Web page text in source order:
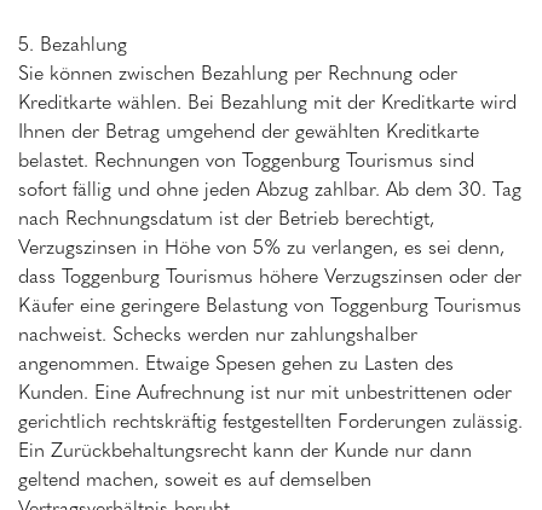
5. Bezahlung
Sie können zwischen Bezahlung per Rechnung oder
Kreditkarte wählen. Bei Bezahlung mit der Kreditkarte wird
Ihnen der Betrag umgehend der gewählten Kreditkarte
belastet. Rechnungen von Toggenburg Tourismus sind
sofort fällig und ohne jeden Abzug zahlbar. Ab dem 30. Tag
nach Rechnungsdatum ist der Betrieb berechtigt,
Verzugszinsen in Höhe von 5% zu verlangen, es sei denn,
dass Toggenburg Tourismus höhere Verzugszinsen oder der
Käufer eine geringere Belastung von Toggenburg Tourismus
nachweist. Schecks werden nur zahlungshalber
angenommen. Etwaige Spesen gehen zu Lasten des
Kunden. Eine Aufrechnung ist nur mit unbestrittenen oder
gerichtlich rechtskräftig festgestellten Forderungen zulässig.
Ein Zurückbehaltungsrecht kann der Kunde nur dann
geltend machen, soweit es auf demselben